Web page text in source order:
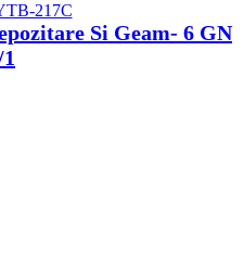
217C
Si Geam- 6 GN